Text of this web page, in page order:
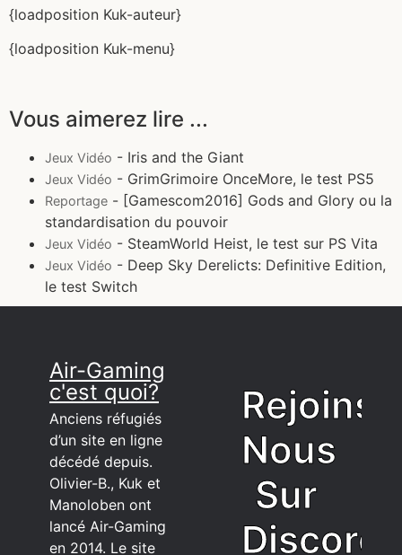
{loadposition Kuk-auteur}
{loadposition Kuk-menu}
Vous aimerez lire ...
Jeux Vidéo - Iris and the Giant
Jeux Vidéo - GrimGrimoire OnceMore, le test PS5
Reportage - [Gamescom2016] Gods and Glory ou la
standardisation du pouvoir
Jeux Vidéo - SteamWorld Heist, le test sur PS Vita
Jeux Vidéo - Deep Sky Derelicts: Definitive Edition,
le test Switch
Air-Gaming
c'est quoi?
Anciens réfugiés
d’un site en ligne
décédé depuis.
Olivier-B., Kuk et
Manoloben ont
lancé Air-Gaming
en 2014. Le site
Rejoins
Nous
Sur
Discord